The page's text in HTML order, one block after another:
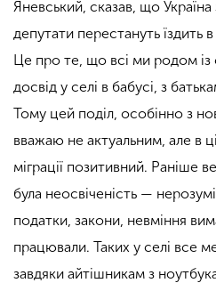
Яневський, сказав, що
депутати перестануть їздить
Це про те, що всі ми родом
досвід у селі в бабусі, з
Тому цей поділ, особінно з
вважаю не актуальним, але в
міграції позитивний.
була неосвіченість —
податки, закони, невміння
працювали. Таких у селі все
завдяки айтішникам з